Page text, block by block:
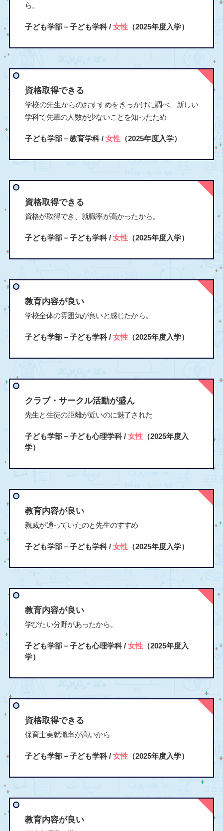
ら。
子ども学部－子ども学科 / 女性（2025年度入学）
資格取得できる
学校の先生からのおすすめをきっかけに調べ、新しい
学科で先輩の人数が少ないことを知ったため
子ども学部－教育学科 / 女性（2025年度入学）
資格取得できる
資格が取得でき、就職率が高かったから。
子ども学部－子ども学科 / 女性（2025年度入学）
教育内容が良い
学校全体の雰囲気が良いと感じたから。
子ども学部－子ども学科 / 女性（2025年度入学）
クラブ・サークル活動が盛ん
先生と生徒の距離が近いのに魅了された
子ども学部－子ども心理学科 / 女性（2025年度入
学）
教育内容が良い
親戚が通っていたのと先生のすすめ
子ども学部－子ども学科 / 女性（2025年度入学）
教育内容が良い
学びたい分野があったから。
子ども学部－子ども心理学科 / 女性（2025年度入
学）
資格取得できる
保育士実就職率が高いから
子ども学部－子ども学科 / 女性（2025年度入学）
教育内容が良い